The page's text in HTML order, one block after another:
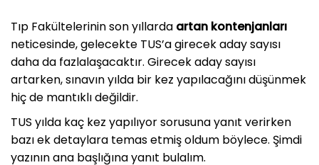
Tıp Fakültelerinin son yıllarda artan kontenjanları
neticesinde, gelecekte TUS’a girecek aday sayısı
daha da fazlalaşacaktır. Girecek aday sayısı
artarken, sınavın yılda bir kez yapılacağını düşünmek
hiç de mantıklı değildir.
TUS yılda kaç kez yapılıyor sorusuna yanıt verirken
bazı ek detaylara temas etmiş oldum böylece. Şimdi
yazının ana başlığına yanıt bulalım.